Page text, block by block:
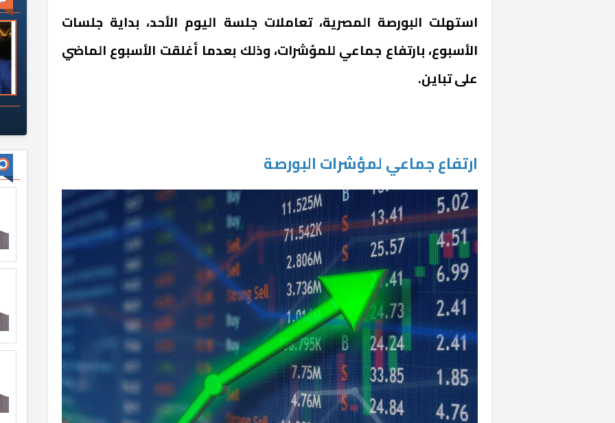
استهلت البورصة المصرية، تعاملات جلسة اليوم الأحد، بداية جلسات
الأسبوع، بارتفاع جماعي للمؤشرات، وذلك بعدما أغلقت الأسبوع الماضي
على تباين.
ارتفاع جماعي لمؤشرات البورصة